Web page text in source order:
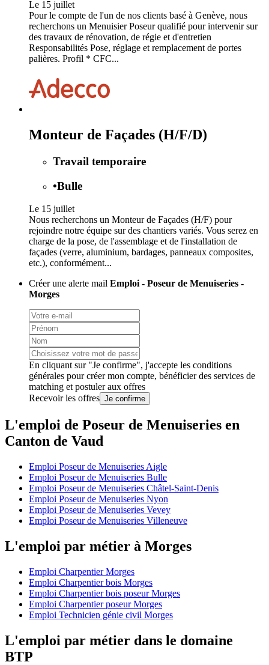
Le 15 juillet
Pour le compte de l'un de nos clients basé à Genève, nous
recherchons un Menuisier Poseur qualifié pour intervenir sur
des travaux de rénovation, de régie et d'entretien
Responsabilités Pose, réglage et remplacement de portes
palières. Profil * CFC...
Monteur de Façades (H/F/D)
Travail temporaire
•Bulle
Le 15 juillet
Nous recherchons un Monteur de Façades (H/F) pour
rejoindre notre équipe sur des chantiers variés. Vous serez en
charge de la pose, de l'assemblage et de l'installation de
façades (verre, aluminium, bardages, panneaux composites,
etc.), conformément...
Créer une alerte mail Emploi - Poseur de Menuiseries -
Morges
En cliquant sur "Je confirme", j'accepte les conditions
générales pour créer mon compte, bénéficier des services de
matching et postuler aux offres
Recevoir les offres Je confirme
L'emploi de Poseur de Menuiseries en
Canton de Vaud
Emploi Poseur de Menuiseries Aigle
Emploi Poseur de Menuiseries Bulle
Emploi Poseur de Menuiseries Châtel-Saint-Denis
Emploi Poseur de Menuiseries Nyon
Emploi Poseur de Menuiseries Vevey
Emploi Poseur de Menuiseries Villeneuve
L'emploi par métier à Morges
Emploi Charpentier Morges
Emploi Charpentier bois Morges
Emploi Charpentier bois poseur Morges
Emploi Charpentier poseur Morges
Emploi Technicien génie civil Morges
L'emploi par métier dans le domaine
BTP